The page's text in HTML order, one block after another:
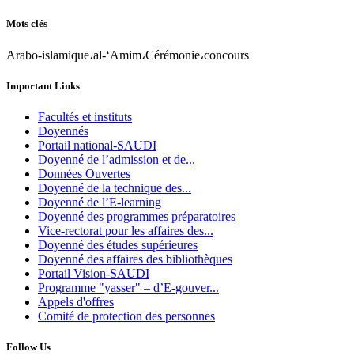
Mots clés
Arabo-islamique،al-‘Amim،Cérémonie،concours
Important Links
Facultés et instituts
Doyennés
Portail national-SAUDI
Doyenné de l’admission et de...
Données Ouvertes
Doyenné de la technique des...
Doyenné de l’E-learning
Doyenné des programmes préparatoires
Vice-rectorat pour les affaires des...
Doyenné des études supérieures
Doyenné des affaires des bibliothèques
Portail Vision-SAUDI
Programme "yasser" – d’E-gouver...
Appels d'offres
Comité de protection des personnes
Follow Us